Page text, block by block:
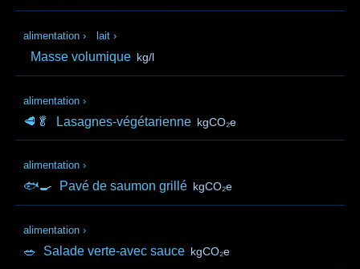
alimentation › lait ›
Masse volumique kg/l
alimentation ›
🥩🥬 Lasagnes-végétarienne kgCO₂e
alimentation ›
🐟🍳 Pavé de saumon grillé kgCO₂e
alimentation ›
🥗 Salade verte-avec sauce kgCO₂e